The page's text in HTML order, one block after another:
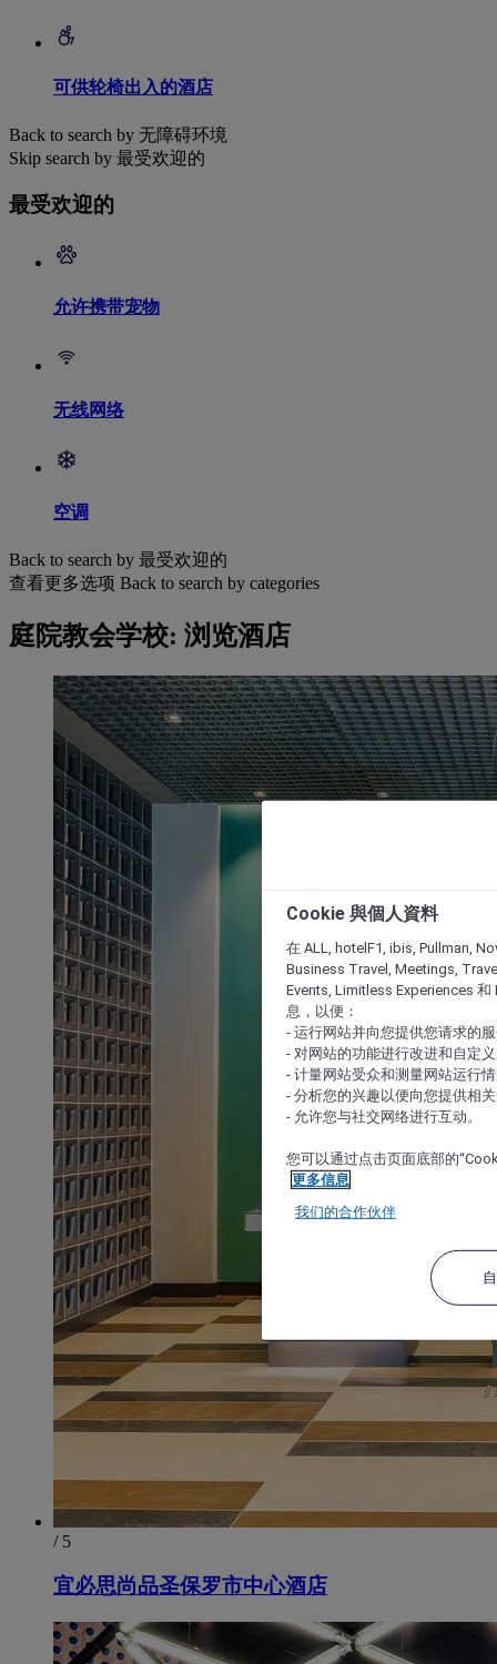
可供轮椅出入的酒店
Back to search by 无障碍环境
Skip search by 最受欢迎的
最受欢迎的
允许携带宠物
无线网络
空调
Back to search by 最受欢迎的
查看更多选项 Back to search by categories
庭院教会学校: 浏览酒店
/ 5
宜必思尚品圣保罗市中心酒店
Cookie 與個人資料
在 ALL, hotelF1, ibis, Pullman,
Business Travel, Meetings,
Events, Limitless Experiences 和
息，以便：
- 运行网站并向您提供您请求的
- 对网站的功能进行改进和自定义
- 计量网站受众和测量网站运行
- 分析您的兴趣以便向您提供相
- 允许您与社交网络进行互动。
您可以通过点击页面底部的
更多信息
我们的合作伙伴